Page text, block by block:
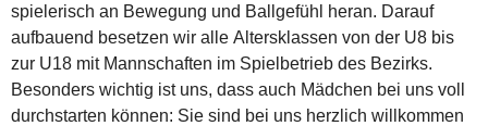
spielerisch an Bewegung und Ballgefühl heran. Darauf
aufbauend besetzen wir alle Altersklassen von der U8 bis
zur U18 mit Mannschaften im Spielbetrieb des Bezirks.
Besonders wichtig ist uns, dass auch Mädchen bei uns voll
durchstarten können: Sie sind bei uns herzlich willkommen